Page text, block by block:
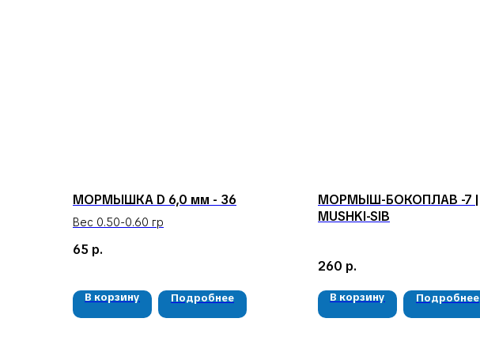
МОРМЫШКА D 6,0 мм - 36
Вес 0.50-0.60 гр
65 р.
В корзину Подробнее
МОРМЫШ-БОКОПЛАВ -7 |
MUSHKI-SIB
260 р.
В корзину Подробнее